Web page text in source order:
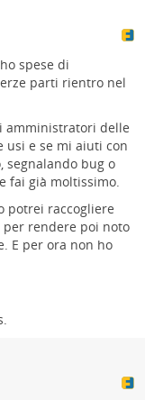
spese di
parti rientro nel
amministratori delle
usi e se mi aiuti con
segnalando bug o
fai già moltissimo.
potrei raccogliere
rendere poi noto
E per ora non ho